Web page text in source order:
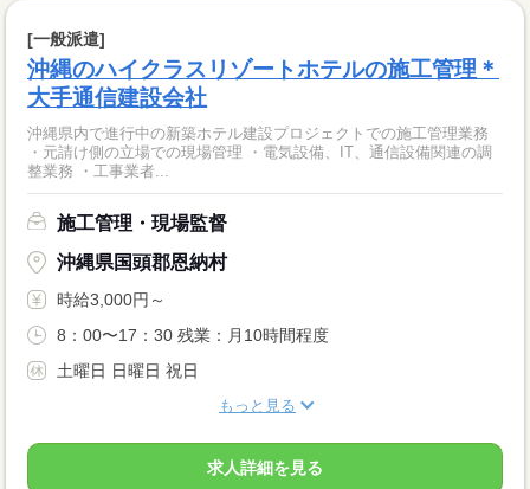
[一般派遣]
沖縄のハイクラスリゾートホテルの施工管理＊
大手通信建設会社
沖縄県内で進行中の新築ホテル建設プロジェクトでの施工管理業務
・元請け側の立場での現場管理 ・電気設備、IT、通信設備関連の調
整業務 ・工事業者...
施工管理・現場監督
沖縄県国頭郡恩納村
時給3,000円～
8：00〜17：30 残業：月10時間程度
土曜日 日曜日 祝日
もっと見る
求人詳細を見る